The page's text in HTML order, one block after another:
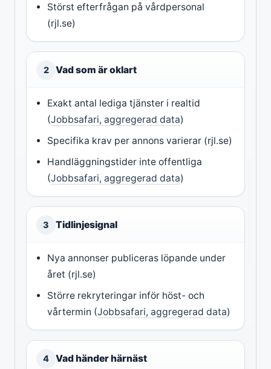
Störst efterfrågan på vårdpersonal
(rjl.se)
2 Vad som är oklart
Exakt antal lediga tjänster i realtid
(Jobbsafari, aggregerad data)
Specifika krav per annons varierar (rjl.se)
Handläggningstider inte offentliga
(Jobbsafari, aggregerad data)
3 Tidlinjesignal
Nya annonser publiceras löpande under
året (rjl.se)
Större rekryteringar inför höst- och
vårtermin (Jobbsafari, aggregerad data)
4 Vad händer härnäst